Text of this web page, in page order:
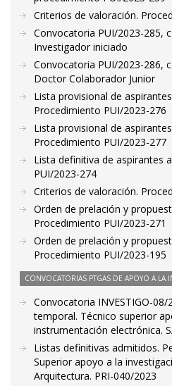
Criterios de valoración.
Convocatoria PUI/2023-285,
Investigador iniciado
Convocatoria PUI/2023-286,
Doctor Colaborador Junior
Lista provisional de
Procedimiento PUI/2023-276
Lista provisional de
Procedimiento PUI/2023-277
Lista definitiva de aspirantes
PUI/2023-274
Criterios de valoración.
Orden de prelación y
Procedimiento PUI/2023-271
Orden de prelación y
Procedimiento PUI/2023-195
CONVOCATORIAS PTGAS DE APOYO A LA
Convocatoria INVESTIGO-08/
temporal. Técnico superior
instrumentación electrónica.
Listas definitivas admitidos.
Superior apoyo a la
Arquitectura. PRI-040/2023